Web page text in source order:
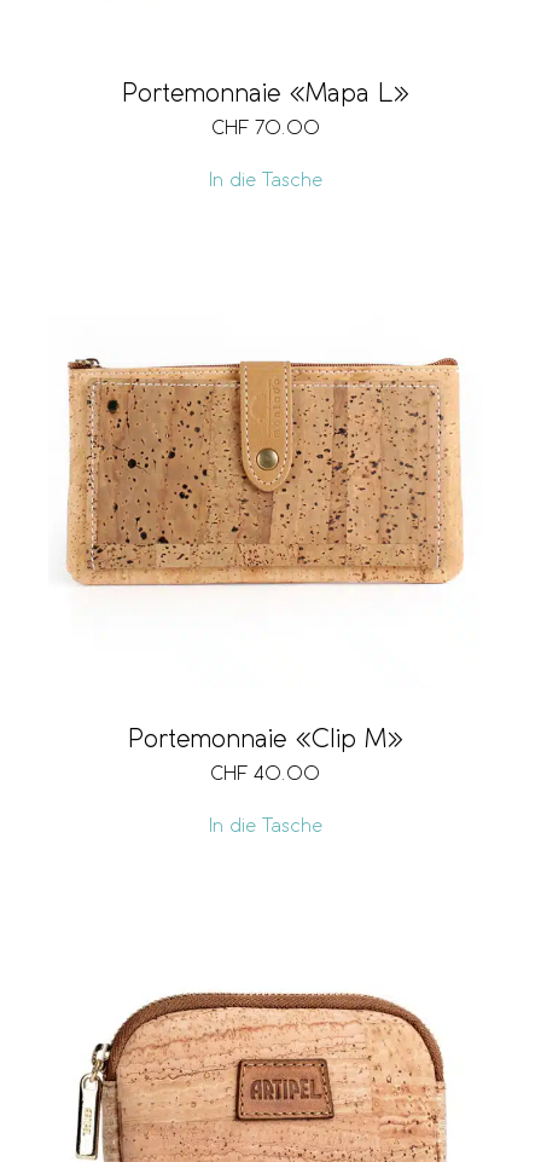
Portemonnaie «Mapa L»
CHF 70.00
In die Tasche
Portemonnaie «Clip M»
CHF 40.00
In die Tasche